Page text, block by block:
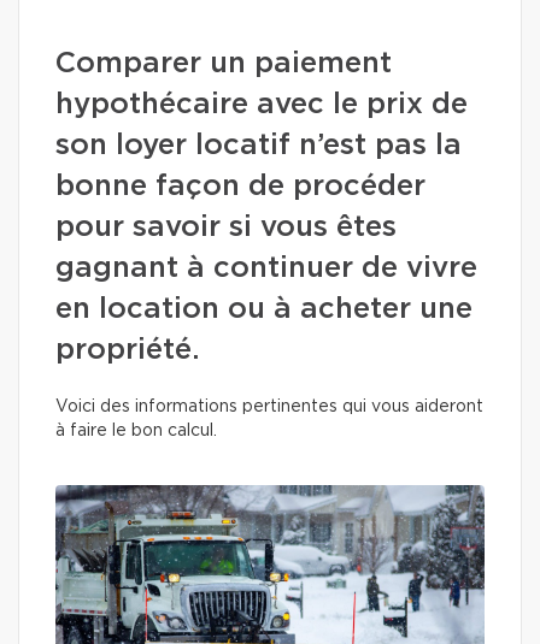
Comparer un paiement
hypothécaire avec le prix de
son loyer locatif n’est pas la
bonne façon de procéder
pour savoir si vous êtes
gagnant à continuer de vivre
en location ou à acheter une
propriété.
Voici des informations pertinentes qui vous aideront
à faire le bon calcul.